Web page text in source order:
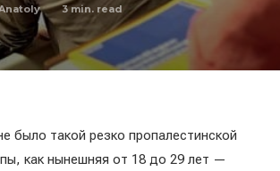
3min. read
было такой резко пропалестинской
как нынешняя от 18 до 29 лет —